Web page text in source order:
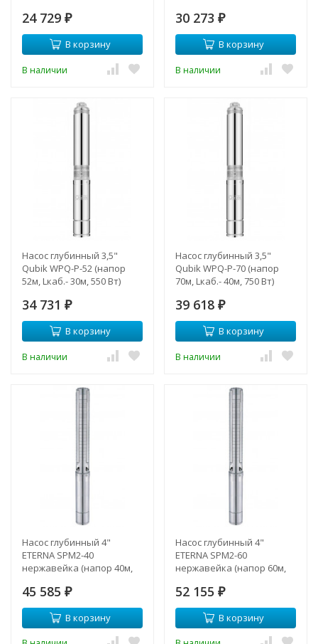
24 729 ₽
В корзину
В наличии
30 273 ₽
В корзину
В наличии
Насос глубинный 3,5"
Qubik WPQ-P-52 (напор
52м, Lкаб.- 30м, 550 Вт)
34 731 ₽
В корзину
В наличии
Насос глубинный 3,5"
Qubik WPQ-P-70 (напор
70м, Lкаб.- 40м, 750 Вт)
39 618 ₽
В корзину
В наличии
Насос глубинный 4"
ETERNA SPM2-40
нержавейка (напор 40м,
45 585 ₽
В корзину
Насос глубинный 4"
ETERNA SPM2-60
нержавейка (напор 60м,
52 155 ₽
В корзину